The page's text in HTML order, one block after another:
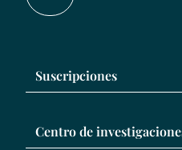
Suscripciones
Centro de